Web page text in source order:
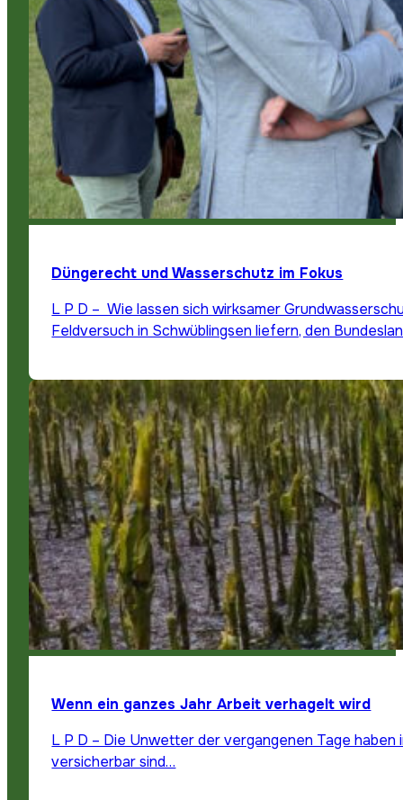
Düngerecht und Wasserschutz im Fokus
L P D – Wie lassen sich wirksamer
Feldversuch in Schwüblingsen liefern, den
Wenn ein ganzes Jahr Arbeit verhagelt wird
L P D – Die Unwetter der vergangenen Tage
versicherbar sind…